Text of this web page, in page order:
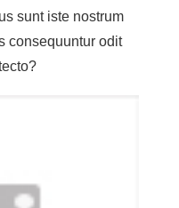
sunt iste nostrum
consequuntur odit